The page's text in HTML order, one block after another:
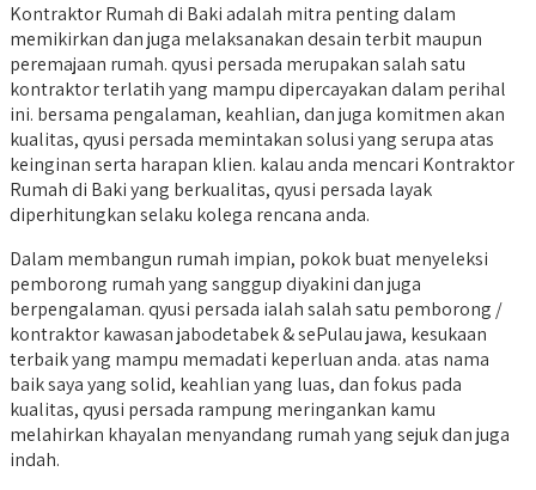
Kontraktor Rumah di Baki adalah mitra penting dalam
memikirkan dan juga melaksanakan desain terbit maupun
peremajaan rumah. qyusi persada merupakan salah satu
kontraktor terlatih yang mampu dipercayakan dalam perihal
ini. bersama pengalaman, keahlian, dan juga komitmen akan
kualitas, qyusi persada memintakan solusi yang serupa atas
keinginan serta harapan klien. kalau anda mencari Kontraktor
Rumah di Baki yang berkualitas, qyusi persada layak
diperhitungkan selaku kolega rencana anda.
Dalam membangun rumah impian, pokok buat menyeleksi
pemborong rumah yang sanggup diyakini dan juga
berpengalaman. qyusi persada ialah salah satu pemborong /
kontraktor kawasan jabodetabek & sePulau jawa, kesukaan
terbaik yang mampu memadati keperluan anda. atas nama
baik saya yang solid, keahlian yang luas, dan fokus pada
kualitas, qyusi persada rampung meringankan kamu
melahirkan khayalan menyandang rumah yang sejuk dan juga
indah.